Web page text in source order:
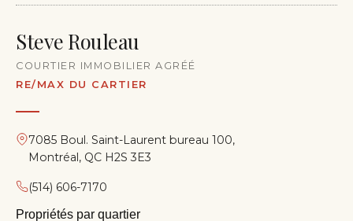
Steve Rouleau
COURTIER IMMOBILIER AGRÉÉ
RE/MAX DU CARTIER
7085 Boul. Saint-Laurent bureau 100,
Montréal, QC H2S 3E3
(514) 606-7170
Propriétés par quartier